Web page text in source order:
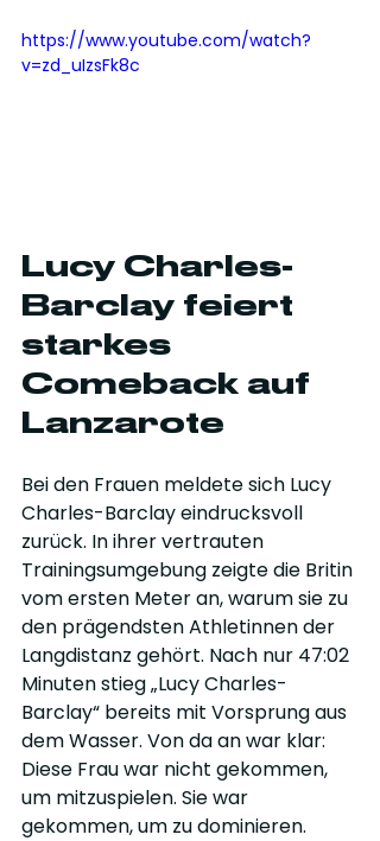
https://www.youtube.com/watch?
v=zd_uIzsFk8c
Lucy Charles-
Barclay feiert
starkes
Comeback auf
Lanzarote
Bei den Frauen meldete sich Lucy
Charles-Barclay eindrucksvoll
zurück. In ihrer vertrauten
Trainingsumgebung zeigte die Britin
vom ersten Meter an, warum sie zu
den prägendsten Athletinnen der
Langdistanz gehört. Nach nur 47:02
Minuten stieg „Lucy Charles-
Barclay“ bereits mit Vorsprung aus
dem Wasser. Von da an war klar:
Diese Frau war nicht gekommen,
um mitzuspielen. Sie war
gekommen, um zu dominieren.